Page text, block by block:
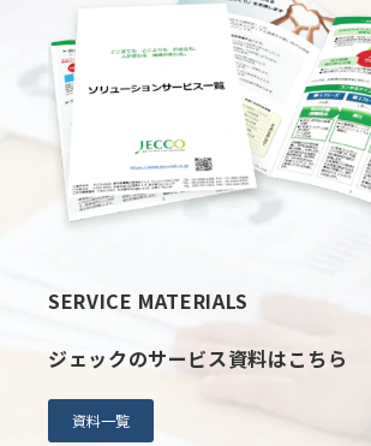
SERVICE MATERIALS
ジェックのサービス資料はこちら
資料一覧